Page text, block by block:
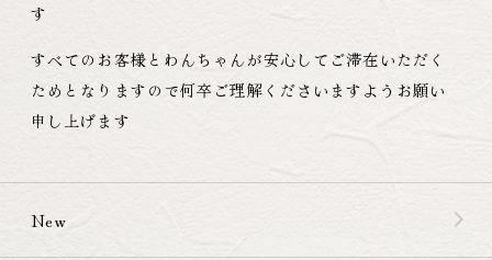
す
すべてのお客様とわんちゃんが安心してご滞在いただく
ためとなりますので何卒ご理解くださいますようお願い
申し上げます
New